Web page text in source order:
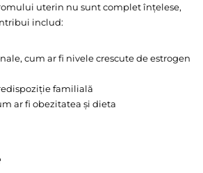
uterin nu sunt complet înțelese,
includ:
cum ar fi nivele crescute de estrogen
familială
ar fi obezitatea și dieta